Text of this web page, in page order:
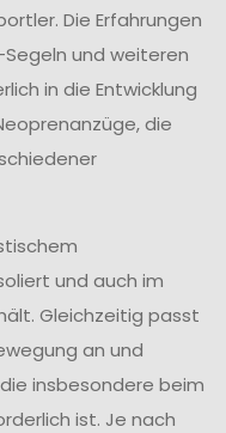
Die Erfahrungen
und weiteren
in die Entwicklung
die
und auch im
Gleichzeitig passt
an und
insbesondere beim
ist. Je nach